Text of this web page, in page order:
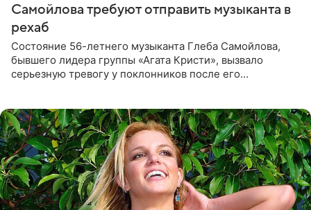
Самойлова требуют отправить музыканта в
рехаб
Состояние 56-летнего музыканта Глеба Самойлова,
бывшего лидера группы «Агата Кристи», вызвало
серьезную тревогу у поклонников после его